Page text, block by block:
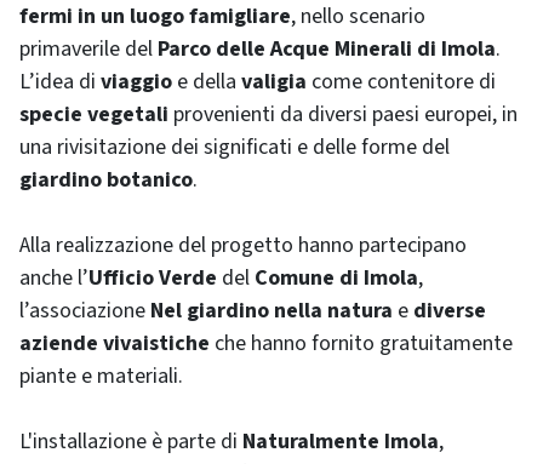
fermi in un luogo famigliare, nello scenario
primaverile del Parco delle Acque Minerali di Imola.
L’idea di viaggio e della valigia come contenitore di
specie vegetali provenienti da diversi paesi europei, in
una rivisitazione dei significati e delle forme del
giardino botanico.
Alla realizzazione del progetto hanno partecipano
anche l’Ufficio Verde del Comune di Imola,
l’associazione Nel giardino nella natura e diverse
aziende vivaistiche che hanno fornito gratuitamente
piante e materiali.
L'installazione è parte di Naturalmente Imola,